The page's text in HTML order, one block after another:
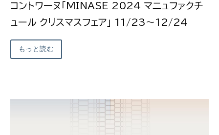
コントワーヌ「MINASE 2024 マニュファクチ
ュール クリスマスフェア」 11/23～12/24
もっと読む